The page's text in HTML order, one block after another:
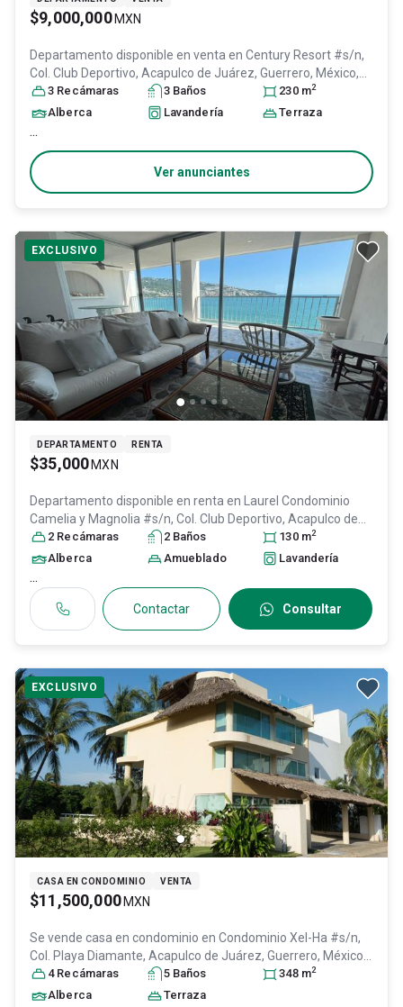
$9,000,000 MXN
Departamento disponible en venta en Century Resort #s/n,
Col. Club Deportivo, Acapulco de Juárez, Guerrero, México,
C.P. 39690, ID:29062756
3 Recámaras 3 Baños 230 m2
Alberca Lavandería Terraza
...
Ver anunciantes
EXCLUSIVO
DEPARTAMENTO RENTA
$35,000 MXN
Departamento disponible en renta en
Laurel Condominio
Camelia y Magnolia #s/n, Col. Club Deportivo, Acapulco de
Juárez, Guerrero , México , C.P. 39690 30197181
2 Recámaras 2 Baños 130 m2
Alberca Amueblado Lavandería
...
Contactar Consultar
EXCLUSIVO
CASA EN CONDOMINIO VENTA
$11,500,000 MXN
Se vende casa en condominio en Condominio Xel-Ha #s/n,
Col. Playa Diamante, Acapulco de Juárez, Guerrero, México
C.P. 39897, ID:27494568
4 Recámaras 5 Baños 348 m2
Alberca Terraza